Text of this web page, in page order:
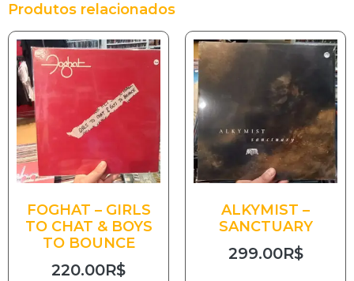
Produtos relacionados
FOGHAT – GIRLS
TO CHAT & BOYS
TO BOUNCE
220.00R$
ALKYMIST –
SANCTUARY
299.00R$